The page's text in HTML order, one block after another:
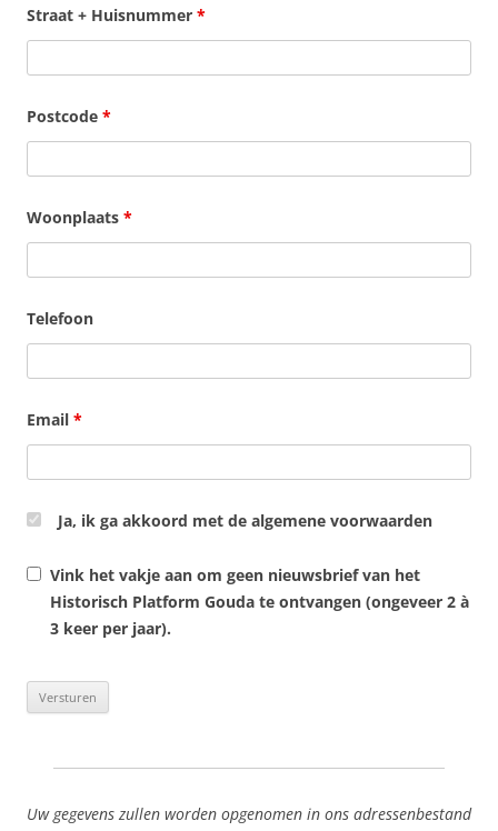
Straat + Huisnummer *
Postcode *
Woonplaats *
Telefoon
Email *
Ja, ik ga akkoord met de algemene voorwaarden
Vink het vakje aan om geen nieuwsbrief van het
Historisch Platform Gouda te ontvangen (ongeveer 2 à
3 keer per jaar).
Uw gegevens zullen worden opgenomen in ons adressenbestand